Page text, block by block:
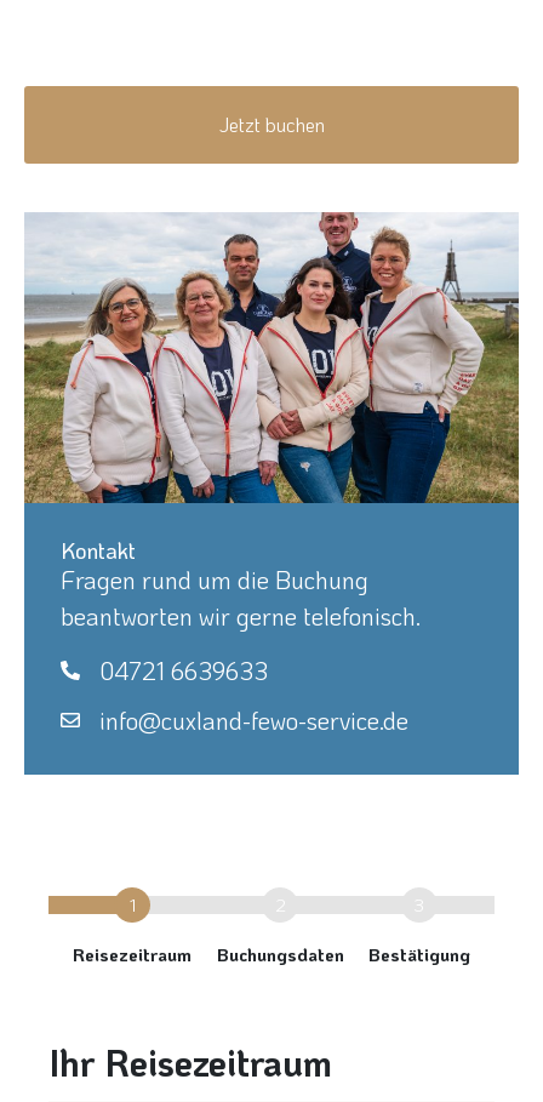
Jetzt buchen
Kontakt
Fragen rund um die Buchung
beantworten wir gerne telefonisch.
04721 6639633
info@cuxland-fewo-service.de